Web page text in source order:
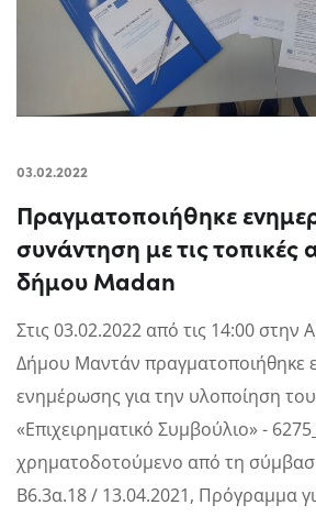
03.02.2022
Πραγματοποιήθηκε
συνάντηση με τις τοπικές
δήμου Madan
Στις 03.02.2022 από τις 14:00 στην
Δήμου Μαντάν πραγματοποιήθηκε
ενημέρωσης για την υλοποίηση
«Επιχειρηματικό Συμβούλιο» -
χρηματοδοτούμενο από τη
Β6.3α.18 / 13.04.2021, Πρόγραμμα